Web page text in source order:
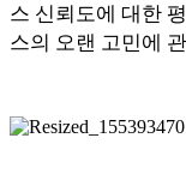
스 신뢰도에 대한
스의 오랜 고민에